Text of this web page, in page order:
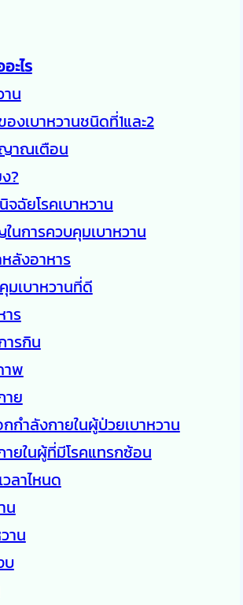
ะไร
น
งเบาหวานชนิดที่1และ2
าณเตือน
?
จฉัยโรคเบาหวาน
นการควบคุมเบาหวาน
หลังอาหาร
เบาหวานที่ดี
ร
ารกิน
าพ
าย
กำลังกายในผู้ป่วยเบาหวาน
ยในผู้ที่มีโรคแทรกซ้อน
ลาไหนด
น
าน
บ